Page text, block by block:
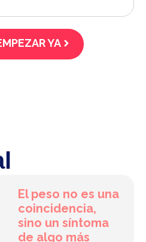
YA
El peso no es una
coincidencia,
sino un síntoma
de algo más